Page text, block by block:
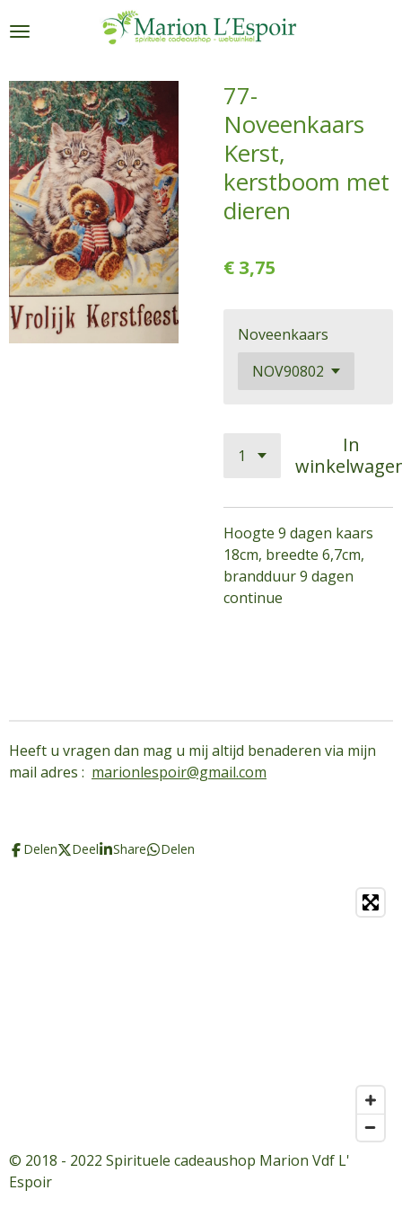
direct
de
hoofdinhoud
77-
Noveenkaars
Kerst,
kerstboom met
dieren
€ 3,75
Noveenkaars
In
Hoogte 9 dagen kaars
18cm, breedte 6,7cm,
brandduur 9 dagen
continue
Heeft u vragen dan mag u mij altijd benaderen via mijn
mail adres : marionlespoir@gmail.com
Delen Deel Share Delen
© 2018 - 2022 Spirituele cadeaushop Marion Vdf L'
Espoir